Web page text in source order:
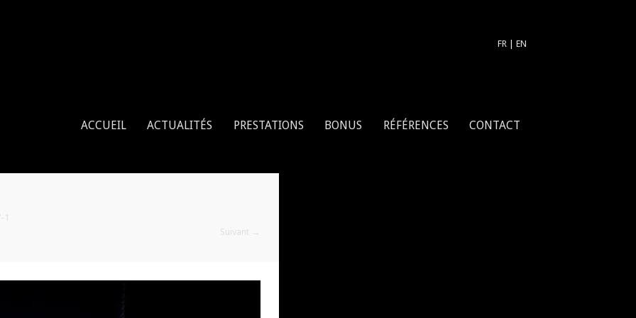
FR EN
tissu aérien, cerceau aérien
ACCUEIL ACTUALITÉS PRESTATIONS BONUS RÉFÉRENCES CONTACT
1
Suivant →